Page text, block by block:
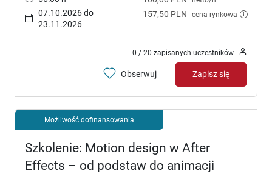
157,50 PLN cena rynkowa
07.10.2026 do
23.11.2026
0 / 20 zapisanych uczestników
Obserwuj Zapisz się
Możliwość dofinansowania
Szkolenie: Motion design w After
Effects – od podstaw do animacji